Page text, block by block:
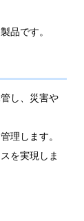
品です。
し、災害や
理します。
を実現しま